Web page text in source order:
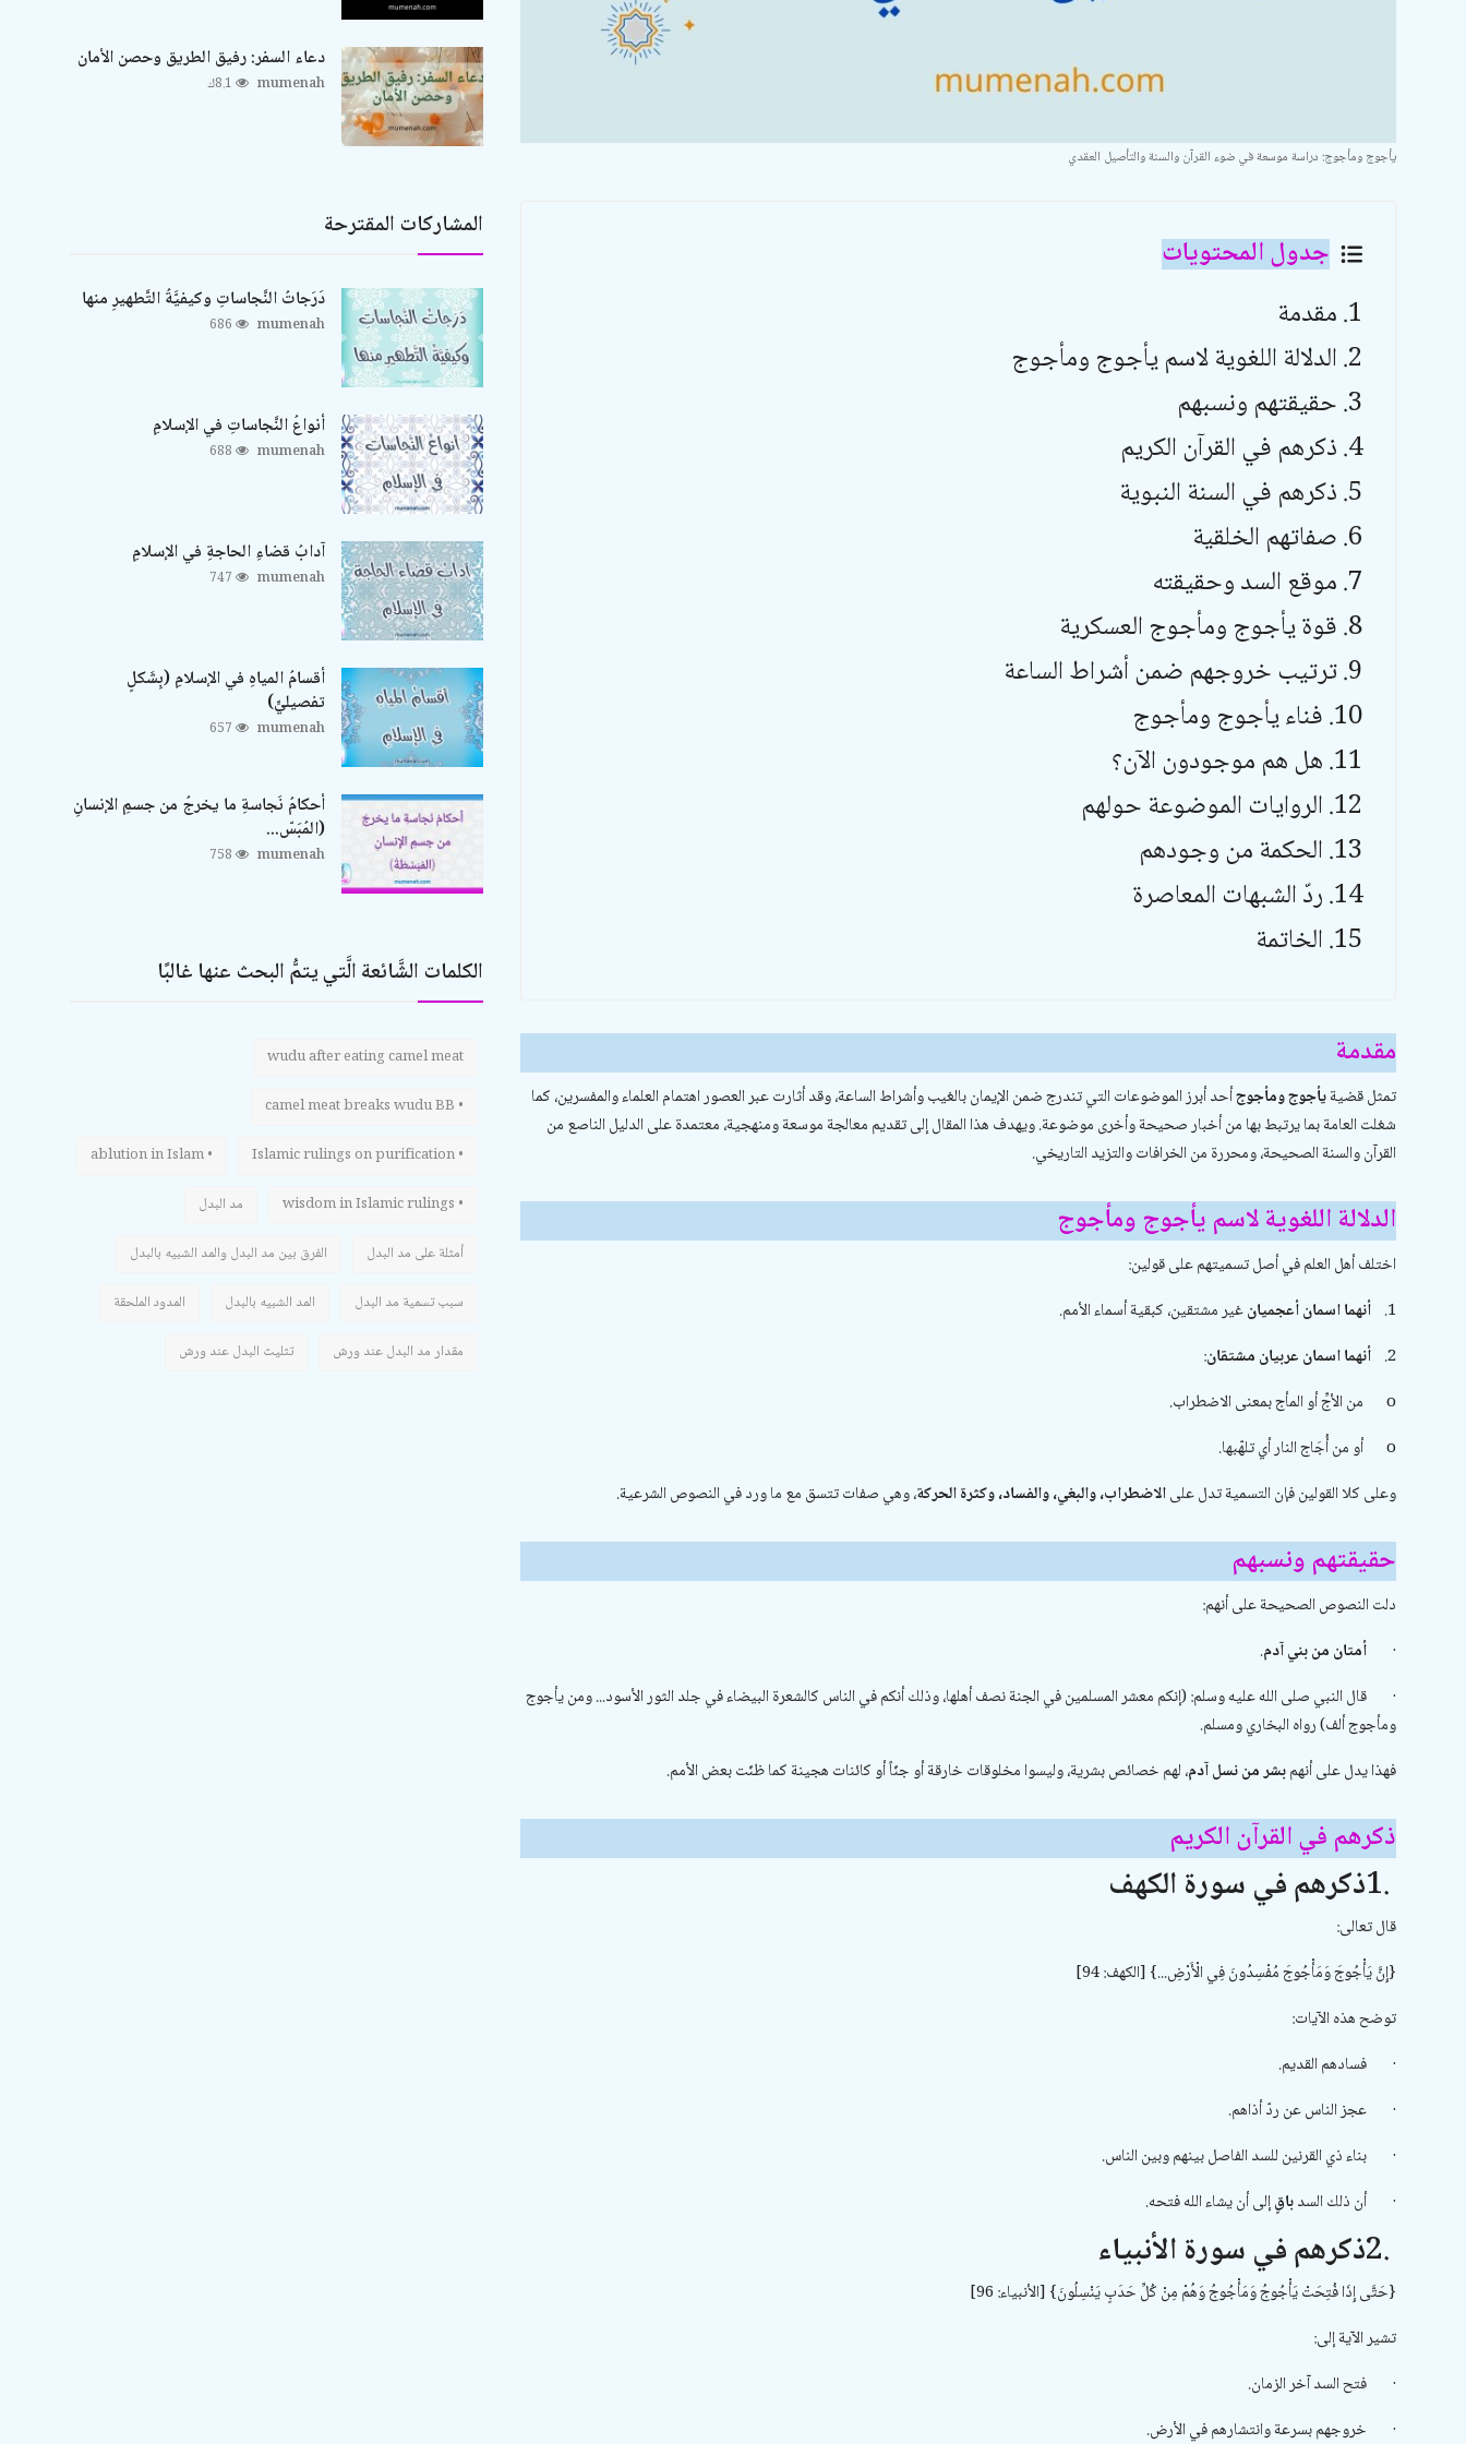
يأجوج ومأجوج: دراسة موسعة في ضوء القرآن والسنة والتأصيل العقدي
جدول المحتويات
مقدمة
الدلالة اللغوية لاسم يأجوج ومأجوج
حقيقتهم ونسبهم
ذكرهم في القرآن الكريم
ذكرهم في السنة النبوية
صفاتهم الخلقية
موقع السد وحقيقته
قوة يأجوج ومأجوج العسكرية
ترتيب خروجهم ضمن أشراط الساعة
فناء يأجوج ومأجوج
هل هم موجودون الآن؟
الروايات الموضوعة حولهم
الحكمة من وجودهم
ردّ الشبهات المعاصرة
الخاتمة
مقدمة
تمثل قضيةيأجوج ومأجوجأحد أبرز الموضوعات التي تندرج ضمن الإيمان بالغيب وأشراط الساعة، وقد أثارت عبر العصور اهتمام العلماء والمفسرين، كما
شغلت العامة بما يرتبط بها من أخبار صحيحة وأخرى موضوعة. ويهدف هذا المقال إلى تقديم معالجة موسعة ومنهجية، معتمدة على الدليل الناصع من
القرآن والسنة الصحيحة، ومحررة من الخرافات والتزيد التاريخي.
الدلالة اللغوية لاسم يأجوج ومأجوج
اختلف أهل العلم في أصل تسميتهم على قولين:
1.
أنهما اسمان أعجميانغير مشتقين، كبقية أسماء الأمم.
2. أنهما اسمان عربيان مشتقان:
o
منالأجِّأوالمأجبمعنى الاضطراب.
o
أو منأُجَاج النارأي تلهّبها.
وعلى كلا القولين فإن التسمية تدل علىالاضطراب، والبغي، والفساد، وكثرة الحركة، وهي صفات تتسق مع ما ورد في النصوص الشرعية.
حقيقتهم ونسبهم
دلت النصوص الصحيحة على أنهم:
· أمتان من بني آدم.
· قال النبي صلى الله عليه وسلم: (إنكم معشر المسلمين في الجنة نصف أهلها، وذلك أنكم في الناس كالشعرة البيضاء في جلد الثور الأسود... ومن يأجوج
ومأجوج ألف) رواه البخاري ومسلم.
فهذا يدل على أنهمبشر من نسل آدم، لهم خصائص بشرية، وليسوا مخلوقات خارقة أو جنّاً أو كائنات هجينة كما ظنّت بعض الأمم.
ذكرهم في القرآن الكريم
1.ذكرهم في سورة الكهف
قال تعالى:
{إِنَّ يَأْجُوجَ وَمَأْجُوجَ مُفْسِدُونَ فِي الْأَرْضِ...} [الكهف: 94]
توضح هذه الآيات:
· فسادهم القديم.
· عجز الناس عن ردّ أذاهم.
· بناء ذي القرنين للسد الفاصل بينهم وبين الناس.
· أن ذلك السدباقٍإلى أن يشاء الله فتحه.
2.ذكرهم في سورة الأنبياء
{حَتَّى إِذَا فُتِحَتْ يَأْجُوجُ وَمَأْجُوجُ وَهُمْ مِنْ كُلِّ حَدَبٍ يَنْسِلُونَ} [الأنبياء: 96]
تشير الآية إلى:
· فتح السد آخر الزمان.
· خروجهم بسرعة وانتشارهم في الأرض.
دعاء السفر: رفيق الطريق وحصن الأمان
mumenah 8.1ك
المشاركات المقترحة
دَرَجاتُ النَّجاساتِ وكيفيَّةُ التَّطهيرِ منها
mumenah
686
أنواعُ النَّجاساتِ في الإسلامِ
mumenah
688
آدابُ قضاءِ الحاجةِ في الإسلامِ
mumenah
747
أقسامُ المياهِ في الإسلامِ (بِشَكلٍ
تفصيليٍّ)
mumenah
657
أحكامُ نَجاسةِ ما يخرجُ من جسمِ الإنسانِ
(المُبَسّ...
mumenah
758
الكلمات الشَّائعة الَّتي يتمُّ البحث عنها غالبًا
wudu after eating camel meat
• camel meat breaks wudu BB
• Islamic rulings on purification
• ablution in Islam
• wisdom in Islamic rulings مد البدل
أمثلة على مد البدل الفرق بين مد البدل والمد الشبيه بالبدل
سبب تسمية مد البدل المد الشبيه بالبدل المدود الملحقة
مقدار مد البدل عند ورش تثليث البدل عند ورش